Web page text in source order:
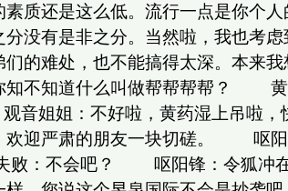
质还是这么低。流行一点是你个
没有是非之分。当然啦，我也考
们的难处，也不能搞得太深。本来
知不知道什么叫做帮帮帮帮？
姐姐：不好啦，黄药湿上吊啦
严肃的朋友一块切磋。 呕阳锋
不会吧？ 呕阳锋：令狐冲在药